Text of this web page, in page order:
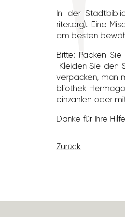
In der
riter.org). Eine
am besten
Bitte: Packen
Kleiden Sie den
verpa­cken, man
blio­thek
einzahlen oder
Danke für Ihre
Zurück